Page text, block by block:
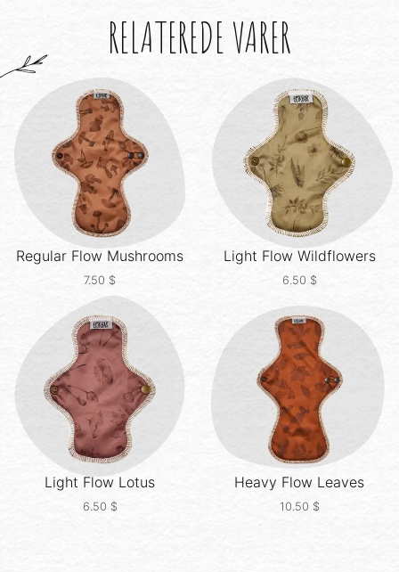
RELATEREDE VARER
Regular Flow Mushrooms
7.50 $
Light Flow Wildflowers
6.50 $
Light Flow Lotus
6.50 $
Heavy Flow Leaves
10.50 $